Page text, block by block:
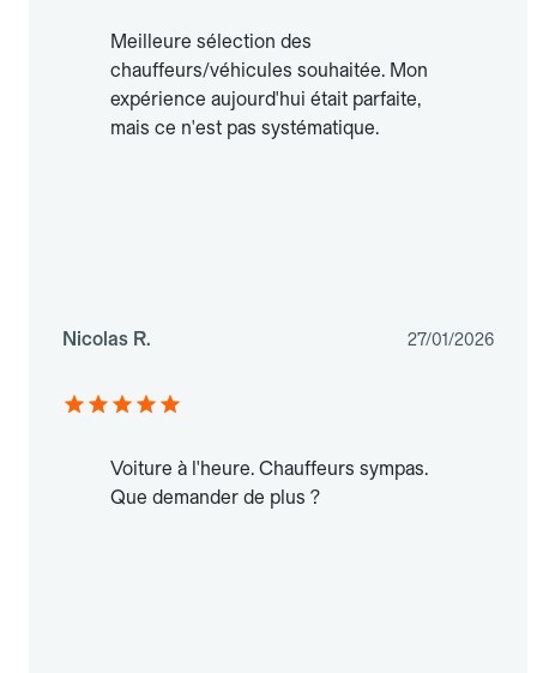
Meilleure sélection des
chauffeurs/véhicules souhaitée. Mon
expérience aujourd'hui était parfaite,
mais ce n'est pas systématique.
Nicolas R. 27/01/2026
Voiture à l'heure. Chauffeurs sympas.
Que demander de plus ?